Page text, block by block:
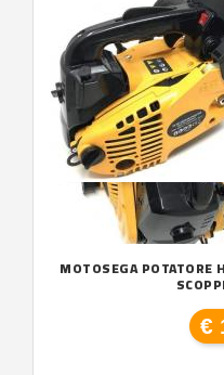
MOTOSEGA POTATORE
€